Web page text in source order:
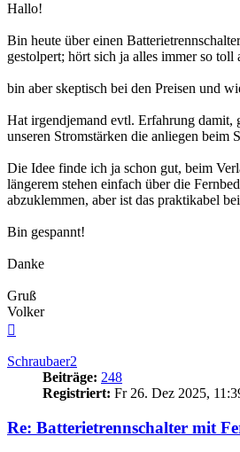
Hallo!
Bin heute über einen
gestolpert; hört sich ja alles immer so toll
bin aber skeptisch bei den Preisen und
Hat irgendjemand evtl. Erfahrung damit,
unseren Stromstärken die anliegen beim
Die Idee finde ich ja schon gut, beim
längerem stehen einfach über die
abzuklemmen, aber ist das praktikabel
Bin gespannt!
Danke
Gruß
Volker
Schraubaer2
Beiträge: 248
Registriert: Fr 26. Dez 2025,
Re: Batterietrennschalter mit